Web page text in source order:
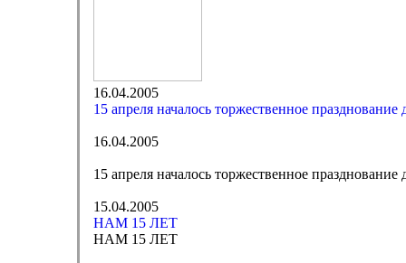
16.04.2005
15 апреля началось торжественное
16.04.2005
15 апреля началось торжественное
15.04.2005
НАМ 15 ЛЕТ
НАМ 15 ЛЕТ